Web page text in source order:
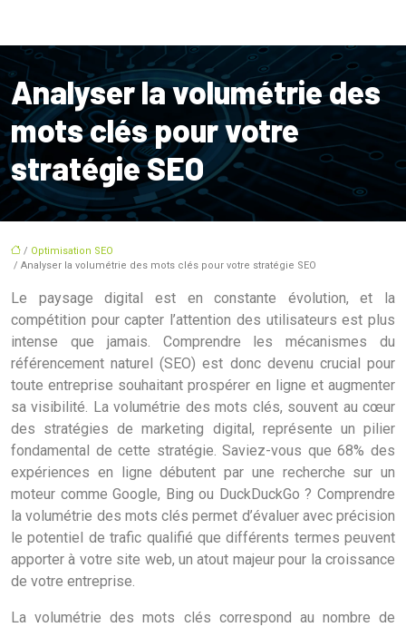
Analyser la volumétrie des
mots clés pour votre
stratégie SEO
/ Optimisation SEO
/ Analyser la volumétrie des mots clés pour votre stratégie SEO
Le paysage digital est en constante évolution, et la
compétition pour capter l’attention des utilisateurs est plus
intense que jamais. Comprendre les mécanismes du
référencement naturel (SEO) est donc devenu crucial pour
toute entreprise souhaitant prospérer en ligne et augmenter
sa visibilité. La volumétrie des mots clés, souvent au cœur
des stratégies de marketing digital, représente un pilier
fondamental de cette stratégie. Saviez-vous que 68% des
expériences en ligne débutent par une recherche sur un
moteur comme Google, Bing ou DuckDuckGo ? Comprendre
la volumétrie des mots clés permet d’évaluer avec précision
le potentiel de trafic qualifié que différents termes peuvent
apporter à votre site web, un atout majeur pour la croissance
de votre entreprise.
La volumétrie des mots clés correspond au nombre de